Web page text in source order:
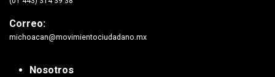
Correo:
michoacan@movimientociudadano.mx
Nosotros